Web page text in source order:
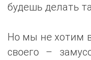
будешь делать
Но мы не хотим
своего –